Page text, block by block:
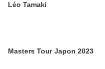
Léo Tamaki
Masters Tour Japon 2023